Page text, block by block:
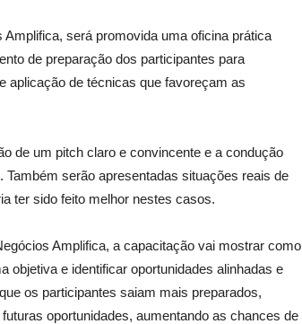
será promovida uma oficina prática
de preparação dos participantes para
aplicação de técnicas que favoreçam as
de um pitch claro e convincente e a condução
serão apresentadas situações reais de
ter sido feito melhor nestes casos.
Amplifica, a capacitação vai mostrar como
objetiva e identificar oportunidades alinhadas e
os participantes saiam mais preparados,
oportunidades, aumentando as chances de